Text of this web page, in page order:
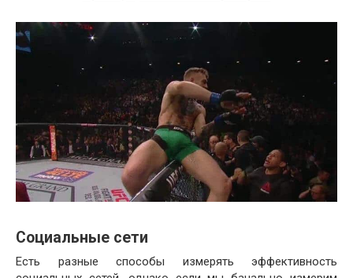
Социальные сети
Есть разные способы измерять эффективность